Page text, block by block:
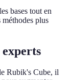
bases tout en
plus
experts
Rubik's Cube, il